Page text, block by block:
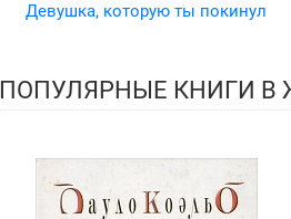
Девушка, которую ты покинул
ПОПУЛЯРНЫЕ КНИГИ В